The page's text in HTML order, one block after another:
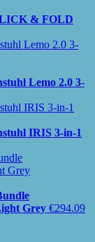
& FOLD
Lemo 2.0 3-
IRIS 3-in-1
Grey €294.09